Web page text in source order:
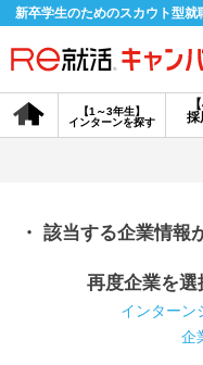
新卒学生のためのスカウト型就
採
【1～3年生】
インターンを探す
会員登録
探す
・ 該当する企業情報
再度企業を選
インターン
企